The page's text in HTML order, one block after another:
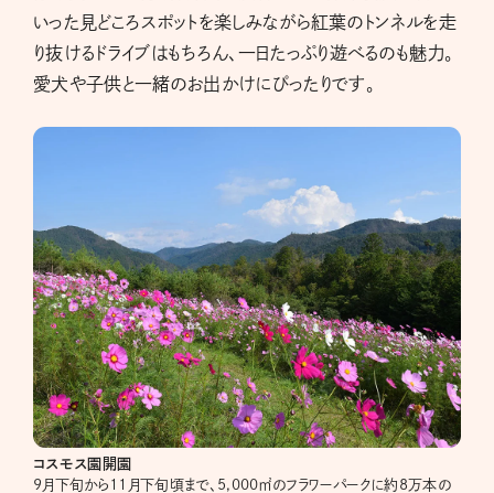
いった見どころスポットを楽しみながら紅葉のトンネルを走
り抜けるドライブはもちろん、一日たっぷり遊べるのも魅力。
愛犬や子供と一緒のお出かけにぴったりです。
コスモス園開園
9月下旬から11月下旬頃まで、5,000㎡のフラワーパークに約8万本の